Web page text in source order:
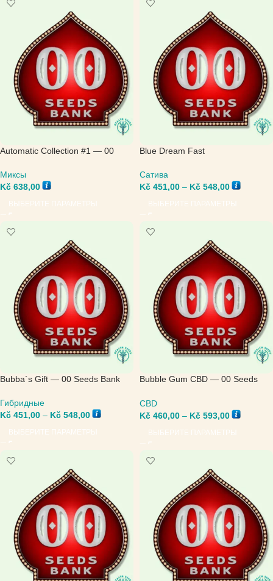
Automatic Collection #1 — 00
Миксы
Kč 638,00
Blue Dream Fast
Сатива
Kč 451,00 – Kč 548,00
ВЫБЕРИТЕ ПАРАМЕТРЫ
Bubba´s Gift — 00 Seeds Bank
Гибридные
Kč 451,00 – Kč 548,00
Bubble Gum CBD — 00 Seeds
CBD
Kč 460,00 – Kč 593,00